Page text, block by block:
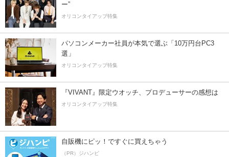
ー”
オリコンタイアップ特集
パソコンメーカー社員が本気で選ぶ「10万円台PC3
選」
オリコンタイアップ特集
『VIVANT』限定ウオッチ、プロデューサーの感想は
オリコンタイアップ特集
自販機にピッ！ですぐに買えちゃう
（PR）ジハンピ